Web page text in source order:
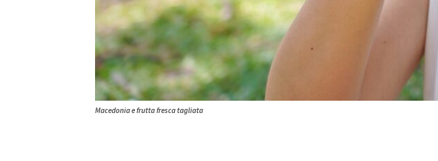
Macedonia e frutta fresca tagliata